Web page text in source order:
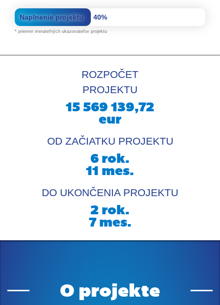
Naplnenie projektu 40%
* priemer merateľných ukazovateľov projektu
ROZPOČET
PROJEKTU
15 569 139,72
eur
OD ZAČIATKU PROJEKTU
6rok.
11mes.
DO UKONČENIA PROJEKTU
2rok.
7mes.
O projekte